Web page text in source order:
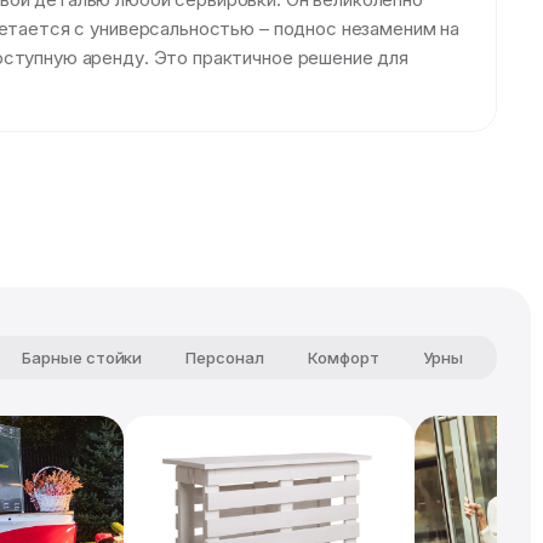
с универсальностью – поднос незаменим на
аренду. Это практичное решение для
Барные стойки Персонал Комфорт Урны